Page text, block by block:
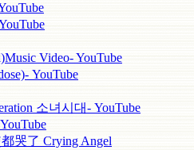
Video- YouTube
YouTube
소녀시대- YouTube
哭了 Crying Angel